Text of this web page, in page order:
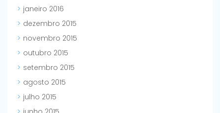
janeiro 2016
dezembro 2015
novembro 2015
outubro 2015
setembro 2015
agosto 2015
julho 2015